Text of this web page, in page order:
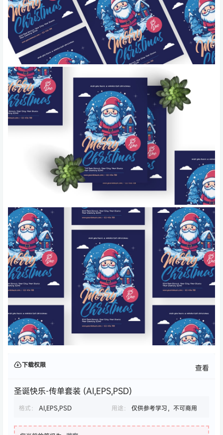
下载权限 查看
圣诞快乐-传单套装 (AI,EPS,PSD)
格式： AI,EPS,PSD 用途： 仅供参考学习，不可商用